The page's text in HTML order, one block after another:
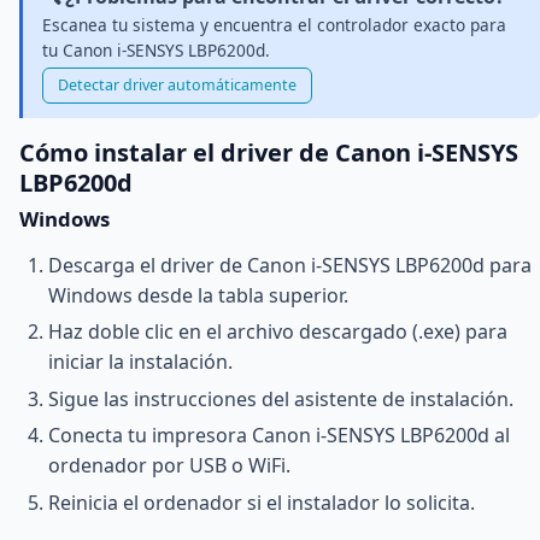
Escanea tu sistema y encuentra el controlador exacto para
tu Canon i-SENSYS LBP6200d.
Detectar driver automáticamente
Cómo instalar el driver de Canon i-SENSYS
LBP6200d
Windows
Descarga el driver de Canon i-SENSYS LBP6200d para
Windows desde la tabla superior.
Haz doble clic en el archivo descargado (.exe) para
iniciar la instalación.
Sigue las instrucciones del asistente de instalación.
Conecta tu impresora Canon i-SENSYS LBP6200d al
ordenador por USB o WiFi.
Reinicia el ordenador si el instalador lo solicita.